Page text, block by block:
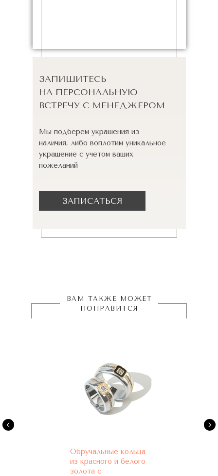
ЗАПИШИТЕСЬ
НА ПЕРСОНАЛЬНУЮ
ВСТРЕЧУ С МЕНЕДЖЕРОМ
Мы подберем украшения из
наличия, либо воплотим уникальное
украшение с учетом ваших
пожеланий
ЗАПИСАТЬСЯ
ВАМ ТАКЖЕ МОЖЕТ
ПОНРАВИТСЯ
Обручальные кольца
из красного и белого
золота с